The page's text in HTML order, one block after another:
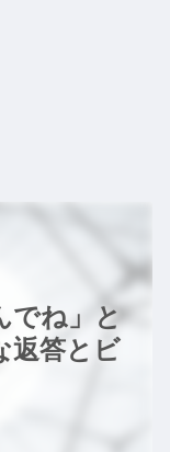
でね」と
返答とビ